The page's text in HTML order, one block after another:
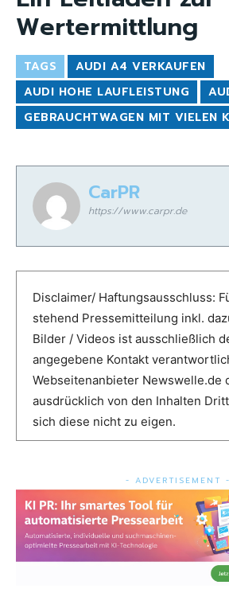
Wertermittlung
TAGS
AUDI A4 VERKAUFEN
AUDI HOHE LAUFLEISTUNG
GEBRAUCHTWAGEN MIT VIELEN
CarPR
https://www.carpr.de
Disclaimer/ Haftungsausschluss:
stehend Pressemitteilung inkl.
Bilder / Videos ist ausschließlich
angegebene Kontakt
Webseitenanbieter Newswelle.de
ausdrücklich von den Inhalten
sich diese nicht zu eigen.
- ADVERTISEMENT -